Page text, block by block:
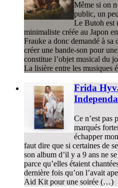
Même si on
public, un
Le Butoh est
minimaliste créée au Japon
Frauke a donc demandé à sa
créer une bande-son pour
constitue l’objet musical du
La lisière entre les
Frida
Ce n’est pas
marqués
échapper
faut dire que si certaines de
son album d’il y a 9 ans ne
parce qu’elles étaient
dernière fois qu’on l’avait
Aid Kit pour une soirée (…)